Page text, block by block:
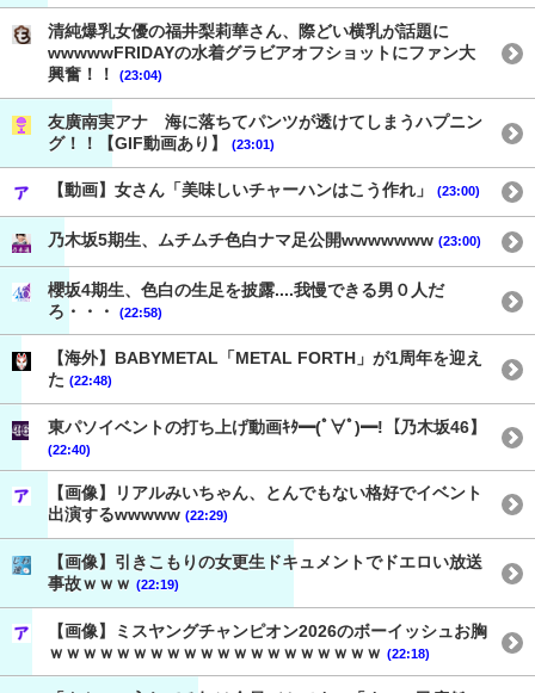
清純爆乳女優の福井梨莉華さん、際どい横乳が話題に
wwwwwFRIDAYの水着グラビアオフショットにファン大
興奮！！
(23:04)
友廣南実アナ 海に落ちてパンツが透けてしまうハプニン
グ！！【GIF動画あり】
(23:01)
【動画】女さん「美味しいチャーハンはこう作れ」 (23:00)
乃木坂5期生、ムチムチ色白ナマ足公開wwwwwww (23:00)
櫻坂4期生、色白の生足を披露....我慢できる男０人だ
ろ・・・
(22:58)
【海外】BABYMETAL「METAL FORTH」が1周年を迎え
た (22:48)
東パソイベントの打ち上げ動画ｷﾀ━(ﾟ∀ﾟ)━!【乃木坂46】
(22:40)
【画像】リアルみいちゃん、とんでもない格好でイベント
出演するwwwww (22:29)
【画像】引きこもりの女更生ドキュメントでドエロい放送
事故ｗｗｗ (22:19)
【画像】ミスヤングチャンピオン2026のボーイッシュお胸
ｗｗｗｗｗｗｗｗｗｗｗｗｗｗｗｗｗｗｗｗ (22:18)